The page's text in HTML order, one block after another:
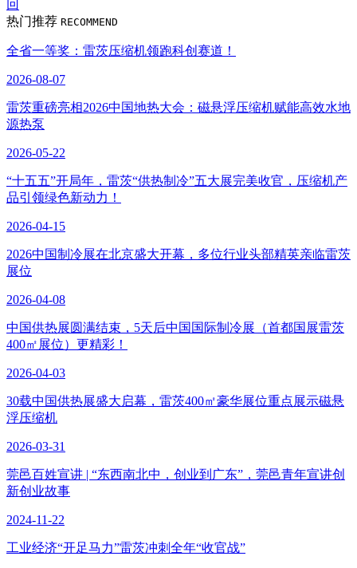
回
热门推荐 RECOMMEND
全省一等奖：雷茨压缩机领跑科创赛道！
2026-08-07
雷茨重磅亮相2026中国地热大会：磁悬浮压缩机赋能高效水地
源热泵
2026-05-22
“十五五”开局年，雷茨“供热制冷”五大展完美收官，压缩机产
品引领绿色新动力！
2026-04-15
2026中国制冷展在北京盛大开幕，多位行业头部精英亲临雷茨
展位
2026-04-08
中国供热展圆满结束，5天后中国国际制冷展（首都国展雷茨
400㎡展位）更精彩！
2026-04-03
30载中国供热展盛大启幕，雷茨400㎡豪华展位重点展示磁悬
浮压缩机
2026-03-31
莞邑百姓宣讲 | “东西南北中，创业到广东”，莞邑青年宣讲创
新创业故事
2024-11-22
工业经济“开足马力”雷茨冲刺全年“收官战”